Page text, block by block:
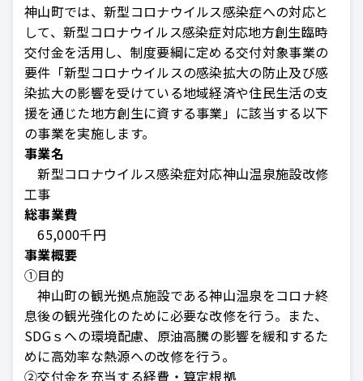
神山町では、新型コロナウイルス感染症への対応と
して、新型コロナウイルス感染症対応地方創生臨時
交付金を活用し、制度要綱に定める交付対象事業の
要件「新型コロナウイルスの感染拡大の防止及び感
染拡大の影響を受けている地域経済や住民生活の支
援を通じた地方創生に資する事業」に該当する以下
の事業を実施します。
事業名
新型コロナウイルス感染症対応神山温泉施設改修
工事
総事業費
65,000千円
事業概要
①目的
神山町の観光拠点施設である神山温泉をコロナ終
息後の観光強化のために必要な改修を行う。また、
SDGｓへの環境配慮、原油高騰の影響を緩和するた
めに高効率な熱源への改修を行う。
②交付金を充当する経費・算定根拠